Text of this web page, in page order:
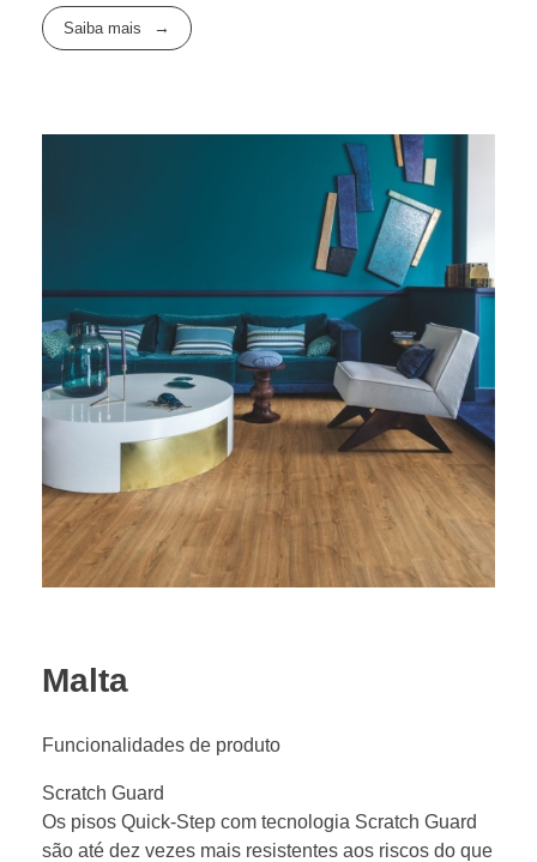
Saiba mais
Malta
Funcionalidades de produto
Scratch Guard
Os pisos Quick-Step com tecnologia Scratch Guard
são até dez vezes mais resistentes aos riscos do que